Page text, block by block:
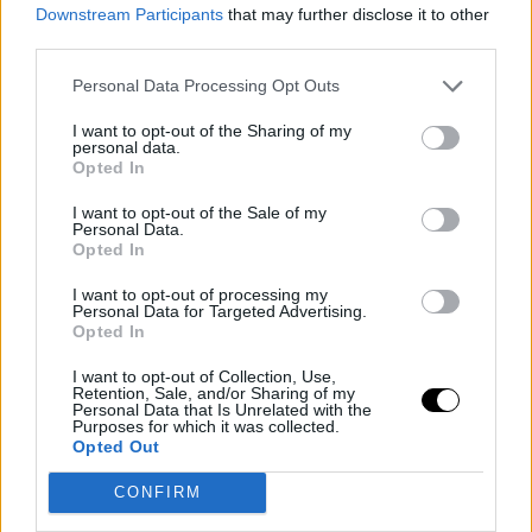
Downstream Participants that may further disclose it to other
Personal Data Processing Opt Outs
I want to opt-out of the Sharing of my
personal data.
Opted In
I want to opt-out of the Sale of my
Personal Data.
Opted In
I want to opt-out of processing my
Personal Data for Targeted Advertising.
Opted In
I want to opt-out of Collection, Use,
Retention, Sale, and/or Sharing of my
Personal Data that Is Unrelated with the
Purposes for which it was collected.
Opted Out
CONFIRM
Talento que viene de
lejos
Lejos de la sorpresa que causó en buena parte del
continente, Velicka sabía que este era su momento.
Con 25 años y una carrera marcada por su paso por
ligas de Lituania, España, Estonia, Francia, Alemania e
liderar, bajar el balón, generar para todos. Ya había
Su talento ya había brillado en categorías inferiores,
como en el FIBA U20 EuroBasket 2019, donde firmó 16.4
puntos, 6.6 asistencias y 4.9 rebotes de media. Sin